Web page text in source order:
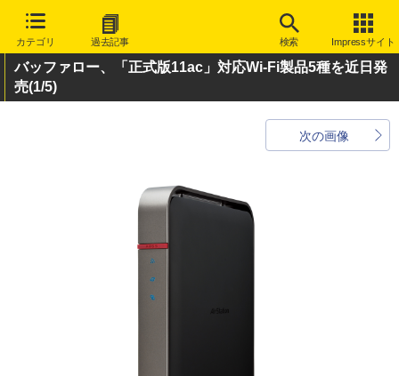
カテゴリ 過去記事 検索 Impressサイト
バッファロー、「正式版11ac」対応Wi-Fi製品5種を近日発
売(1/5)
次の画像